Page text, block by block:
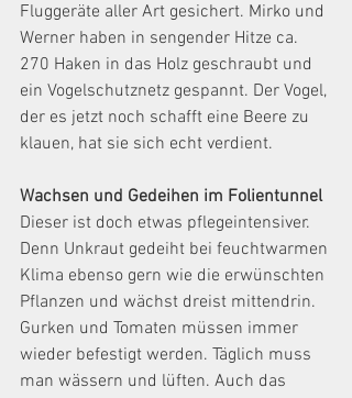
Fluggeräte aller Art gesichert. Mirko und
Werner haben in sengender Hitze ca.
270 Haken in das Holz geschraubt und
ein Vogelschutznetz gespannt. Der Vogel,
der es jetzt noch schafft eine Beere zu
klauen, hat sie sich echt verdient.
Wachsen und Gedeihen im Folientunnel
Dieser ist doch etwas pflegeintensiver.
Denn Unkraut gedeiht bei feuchtwarmen
Klima ebenso gern wie die erwünschten
Pflanzen und wächst dreist mittendrin.
Gurken und Tomaten müssen immer
wieder befestigt werden. Täglich muss
man wässern und lüften. Auch das